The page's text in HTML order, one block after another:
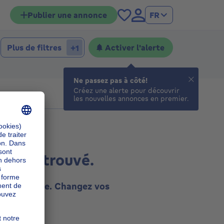
Publier une annonce FR
Plus de filtres +1 Activer l'alerte
trouvé.
Changez vos
Ne passez pas à côté!
Créez une alerte pour découvrir
les nouvelles annonces en premier.